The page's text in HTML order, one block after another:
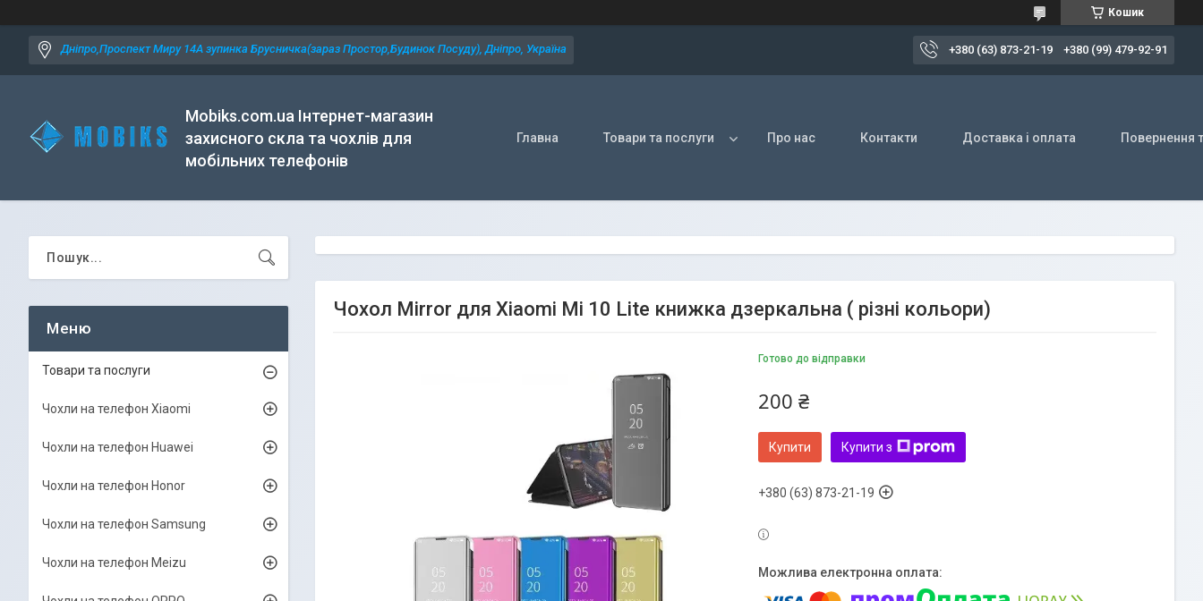
Кошик
Дніпро,Проспект Миру 14А зупинка Брусничка(зараз Простор,Будинок Посуду), Дніпро, Україна +380 (63) 873-21-19 +380 (99) 479-92-91
Mobiks.com.ua Інтернет-магазин
захисного скла та чохлів для
мобільних телефонів
Главна Товари та послуги Про нас Контакти Доставка і оплата Повернення
Чохол Mirror для Xiaomi Mi 10 Lite книжка дзеркальна ( різні кольори)
Готово до відправки
200 ₴
Купити Купити з
+380 (63) 873-21-19
Товари та послуги
Чохли на телефон Xiaomi
Чохли на телефон Huawei
Чохли на телефон Honor
Чохли на телефон Samsung
Чохли на телефон Meizu